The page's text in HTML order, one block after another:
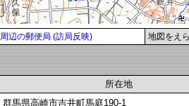
周辺の郵便局 (訪局反映) 地図をえ
所在地
群馬県高崎市吉井町馬庭190-1